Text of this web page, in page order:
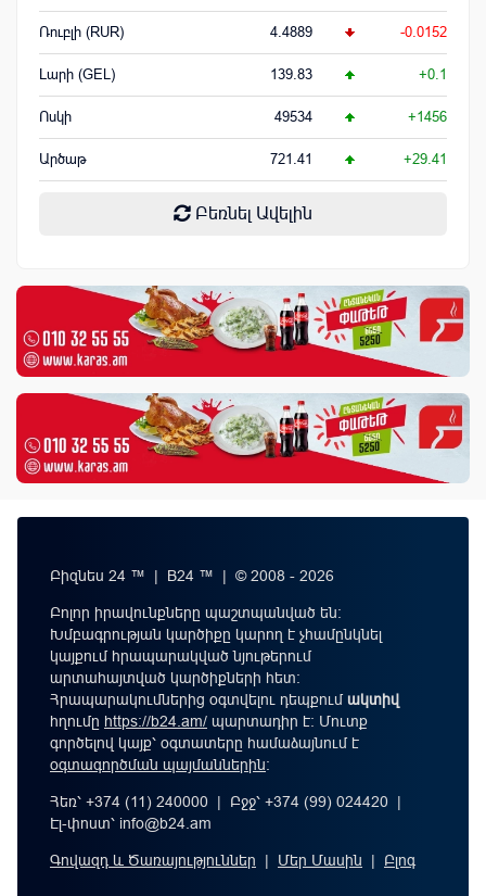
Ռուբլի (RUR) 4.4889 -0.0152
Լարի (GEL) 139.83 +0.1
Ոսկի 49534 +1456
Արծաթ 721.41 +29.41
Բեռնել Ավելին
Բիզնես 24 ™ | B24 ™ | © 2008 - 2026
Բոլոր իրավունքները պաշտպանված են:
Խմբագրության կարծիքը կարող է չհամընկնել
կայքում հրապարակված նյութերում
արտահայտված կարծիքների հետ:
Հրապարակումներից օգտվելու դեպքումակտիվ
հղումը https://b24.am/ պարտադիր է: Մուտք
գործելով կայք՝ օգտատերը համաձայնում է
օգտագործման պայմաններին։
Հեռ՝ +374 (11) 240000 | Բջջ՝ +374 (99) 024420 |
Էլ-փոստ՝ info@b24.am
Գովազդ և Ծառայություններ | Մեր Մասին | Բլոգ